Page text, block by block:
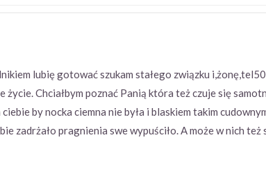
lubię gotować szukam stałego związku
Chciałbym poznać Panią która też czuje się
by nocka ciemna nie była i blaskiem takim
zadrżało pragnienia swe wypuściło. A może w nich też